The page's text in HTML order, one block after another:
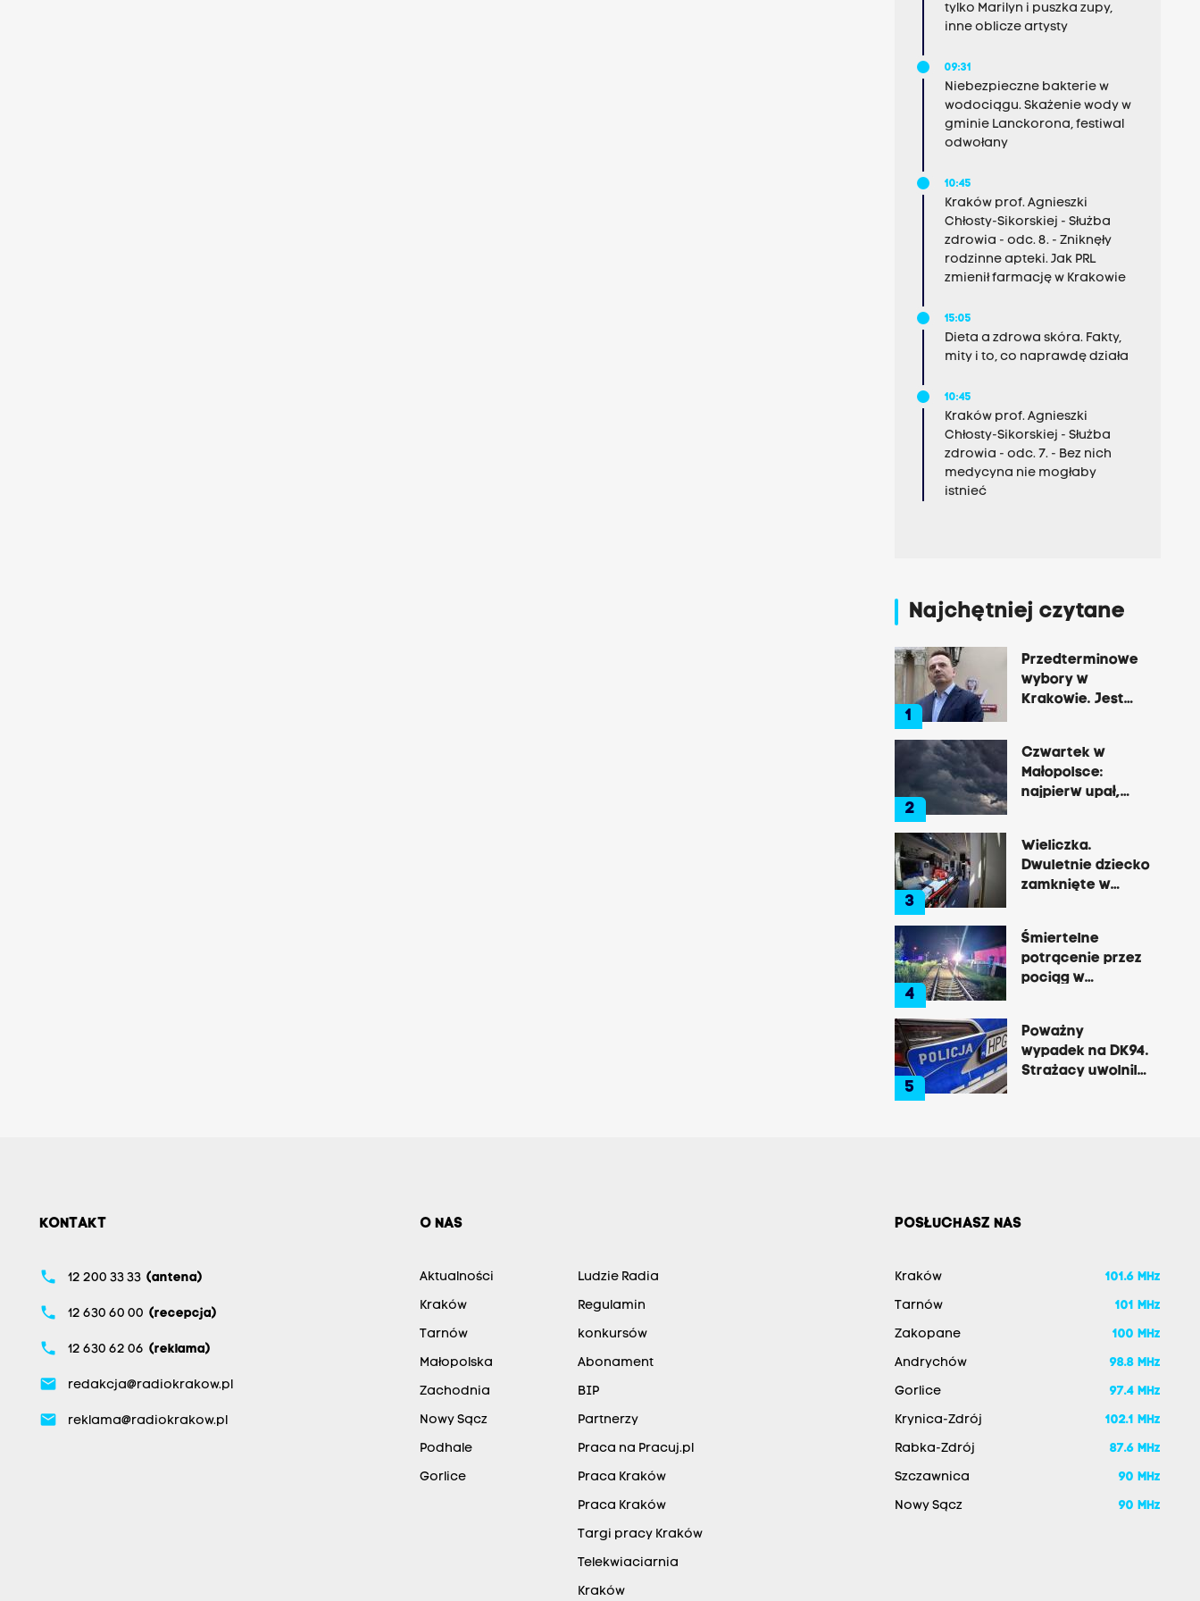
tylko Marilyn i puszka zupy,
inne oblicze artysty
09:31
Niebezpieczne bakterie w
wodociągu. Skażenie wody w
gminie Lanckorona, festiwal
odwołany
10:45
Kraków prof. Agnieszki
Chłosty-Sikorskiej - Służba
zdrowia - odc. 8. - Zniknęły
rodzinne apteki. Jak PRL
zmienił farmację w Krakowie
15:05
Dieta a zdrowa skóra. Fakty,
mity i to, co naprawdę działa
10:45
Kraków prof. Agnieszki
Chłosty-Sikorskiej - Służba
zdrowia - odc. 7. - Bez nich
medycyna nie mogłaby
istnieć
Najchętniej czytane
1
Przedterminowe
wybory w
Krakowie. Jest
2
Czwartek w
Małopolsce:
najpierw upał,
3
Wieliczka.
Dwuletnie dziecko
zamknięte w
zakupach
4
Śmiertelne
potrącenie przez
pociąg w
trasie do Krakowa
5
Poważny
wypadek na DK94.
Strażacy uwolnili
KONTAKT
phone 12 200 33 33 (antena)
phone 12 630 60 00 (recepcja)
phone 12 630 62 06 (reklama)
email redakcja@radiokrakow.pl
email reklama@radiokrakow.pl
O NAS
Aktualności
Kraków
Tarnów
Małopolska
Zachodnia
Nowy Sącz
Podhale
Gorlice
Ludzie Radia
Regulamin
konkursów
Abonament
BIP
Partnerzy
Praca na Pracuj.pl
Praca Kraków
Praca Kraków
Targi pracy Kraków
Telekwiaciarnia
Kraków
POSŁUCHASZ NAS
Kraków 101.6 MHz
Tarnów 101 MHz
Zakopane 100 MHz
Andrychów 98.8 MHz
Gorlice 97.4 MHz
Krynica-Zdrój 102.1 MHz
Rabka-Zdrój 87.6 MHz
Szczawnica 90 MHz
Nowy Sącz 90 MHz